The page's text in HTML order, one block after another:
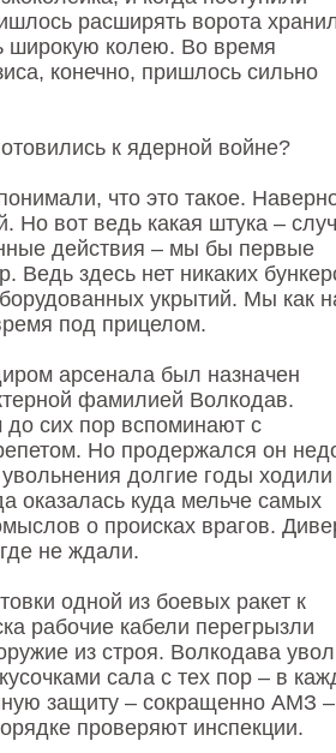
расширять ворота
широкую колею. Во время
конечно, пришлось сильно
к ядерной войне?
что это такое.
Но вот ведь какая штука –
действия – мы бы первые
Ведь здесь нет никаких
укрытий. Мы как
под прицелом.
арсенала был назначен
фамилией Волкодав.
сих пор вспоминают с
Но продержался он
долгие годы ходили
оказалась куда мельче самых
о происках врагов.
не ждали.
одной из боевых ракет к
рабочие кабели перегрызли
из строя. Волкодава
сала с тех пор – в
защиту – сокращенно АМЗ
проверяют инспекции.